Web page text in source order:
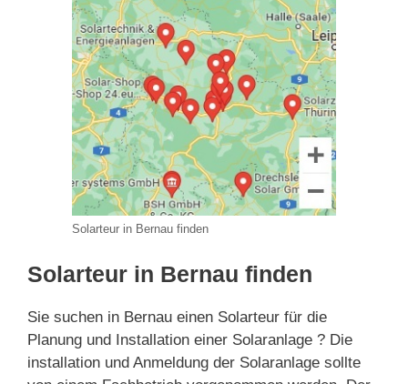
Solarteur in Bernau finden
Solarteur in Bernau finden
Sie suchen in Bernau einen Solarteur für die
Planung und Installation einer Solaranlage ? Die
installation und Anmeldung der Solaranlage sollte